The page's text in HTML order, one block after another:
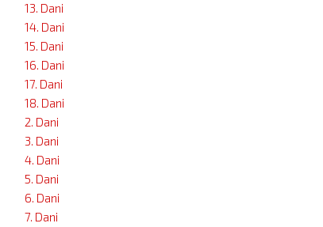
13. Dani
14. Dani
15. Dani
16. Dani
17. Dani
18. Dani
2. Dani
3. Dani
4. Dani
5. Dani
6. Dani
7. Dani